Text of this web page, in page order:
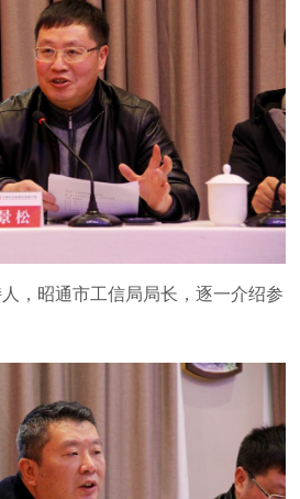
，昭通市工信局局长，逐一介绍参